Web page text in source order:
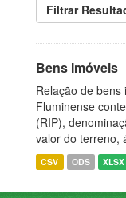
Filtrar
Bens Imóveis
Relação de
Fluminense
(RIP),
valor do terreno,
CSV ODS XLSX